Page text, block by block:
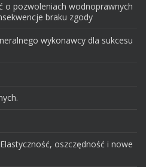
o pozwoleniach wodnoprawnych
braku zgody
wykonawcy dla sukcesu
oszczędność i nowe